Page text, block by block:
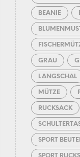
BEANIE
GRAU
LANGSCHAL
MÜTZE
RUCKSACK
SPORT